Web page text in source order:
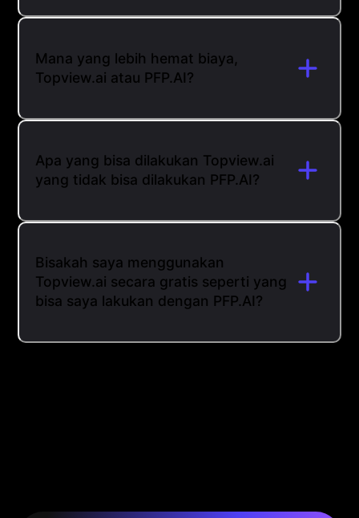
Mana yang lebih hemat biaya,
Topview.ai atau PFP.AI?
Apa yang bisa dilakukan Topview.ai
yang tidak bisa dilakukan PFP.AI?
Bisakah saya menggunakan
Topview.ai secara gratis seperti yang
bisa saya lakukan dengan PFP.AI?